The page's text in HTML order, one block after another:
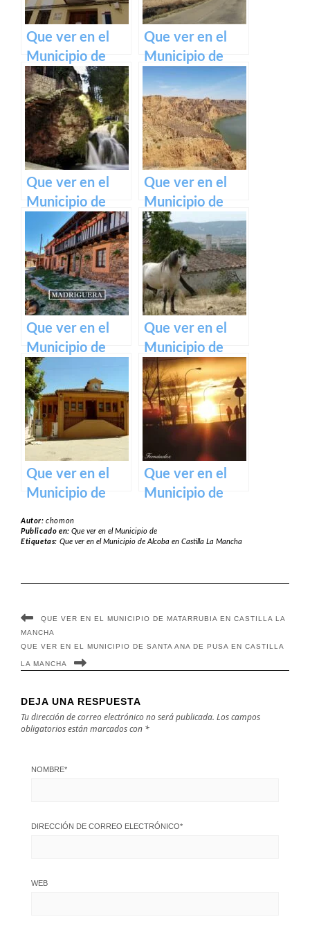
Que ver en el
Municipio de
Arrancacepas en
Castilla La
Mancha
Que ver en el
Municipio de
Corral-Rubio en
Castilla La
Mancha
Que ver en el
Municipio de
Trillo en Castilla
La Mancha
Que ver en el
Municipio de
Burujón en
Castilla La
Mancha
Que ver en el
Municipio de
Madrigueras en
Castilla La
Mancha
Que ver en el
Municipio de
Marjaliza en
Castilla La
Mancha
Que ver en el
Municipio de
Júcar en Castilla
Que ver en el
Municipio de
del Puerto en
Autor:chomon
Publicado en:Que ver en el Municipio de
Etiquetas: Que ver en el Municipio de Alcoba en Castilla La Mancha
QUE VER EN EL MUNICIPIO DE MATARRUBIA EN CASTILLA LA
MANCHA
QUE VER EN EL MUNICIPIO DE SANTA ANA DE PUSA EN CASTILLA
LA MANCHA
DEJA UNA RESPUESTA
Tu dirección de correo electrónico no será publicada. Los campos
obligatorios están marcados con *
NOMBRE*
DIRECCIÓN DE CORREO ELECTRÓNICO*
WEB